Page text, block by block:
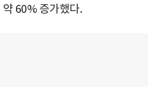
약 60% 증가했다.